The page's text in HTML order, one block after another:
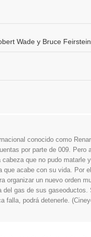
Wade y Bruce Feirstein
conocido como
por parte de 009. Pero
cabeza que no pudo matarle
que acabe con su vida. Por
organizar un nuevo orden
del gas de sus gaseoductos.
falla, podrá detenerle.